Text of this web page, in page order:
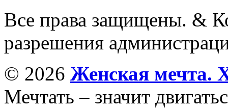
Все права защищены. &
разрешения
© 2026 Женская мечта.
Мечтать – значит